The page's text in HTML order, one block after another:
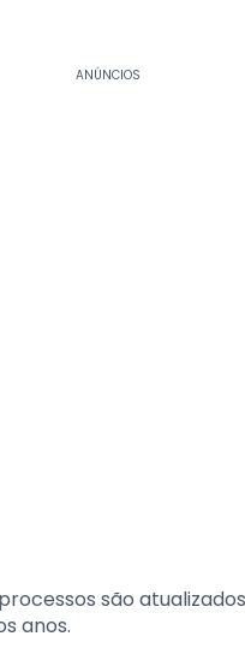
ANÚNCIOS
são
anos.